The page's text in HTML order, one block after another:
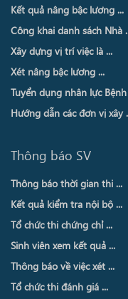
Kết quả nâng bậc lương ...
Công khai danh sách Nhà
Xây dựng vị trí việc là ...
Xét nâng bậc lương ...
Tuyển dụng nhân lực Bệnh
Hướng dẫn các đơn vị xây
Thông báo SV
Thông báo thời gian thi ...
Kết quả kiểm tra nội bộ ...
Tổ chức thi chứng chỉ ...
Sinh viên xem kết quả ...
Thông báo về việc xét ...
Tổ chức thi đánh giá ...